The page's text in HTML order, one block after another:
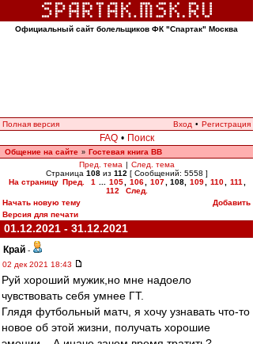
Официальный сайт болельщиков ФК "Спартак" Москва
Полная версия Вход • Регистрация
FAQ • Поиск
Общение на сайте » Гостевая книга ВВ
Пред. тема | След. тема
Страница 108из 112 [ Сообщений: 5558 ]
На страницу Пред. 1 105 106 107 108, 109 110 111
112
След.
Начать новую тему
Добавить
Версия для печати
01.12.2021 - 31.12.2021
Край -
02 дек 2021 18:43
Руй хороший мужик,но мне надоело
чувствовать себя умнее ГТ.
Глядя футбольный матч, я хочу узнавать что-то
новое об этой жизни, получать хорошие